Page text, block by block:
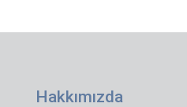
Hakkımızda